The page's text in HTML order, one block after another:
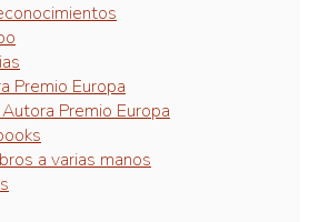
Premio Europa
Premio Europa
a varias manos